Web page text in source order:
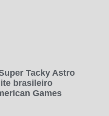
Tacky Astro
brasileiro
Games